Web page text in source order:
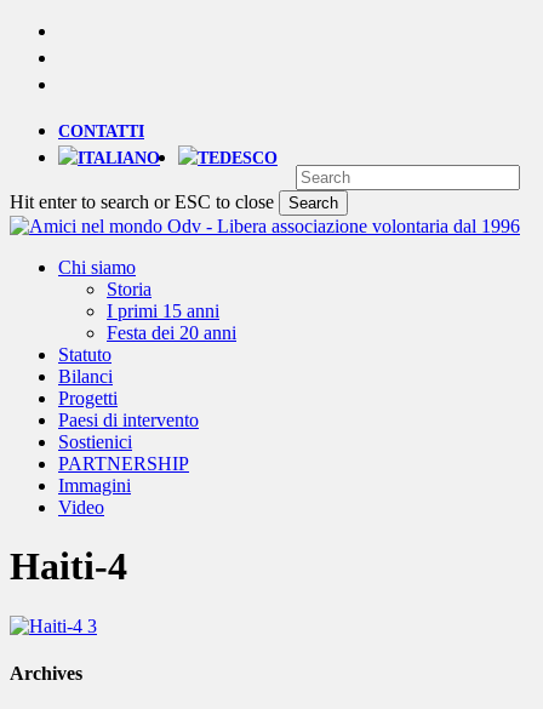
Skip
content
CONTATTI
Hit enter to search or ESC to close Search
Close
Menu
Chi siamo
Storia
I primi 15 anni
Festa dei 20 anni
Statuto
Bilanci
Progetti
Paesi di intervento
Sostienici
PARTNERSHIP
Immagini
Video
Haiti-4
Archives